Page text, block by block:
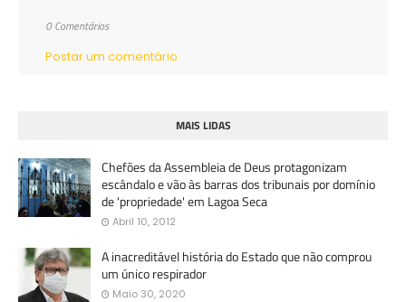
0 Comentários
Postar um comentário
MAIS LIDAS
Chefões da Assembleia de Deus protagonizam
escândalo e vão às barras dos tribunais por domínio
de 'propriedade' em Lagoa Seca
Abril 10, 2012
A inacreditável história do Estado que não comprou
um único respirador
Maio 30, 2020